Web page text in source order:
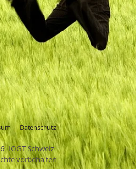
Datenschutz
IOGT Schweiz
vorbehalten